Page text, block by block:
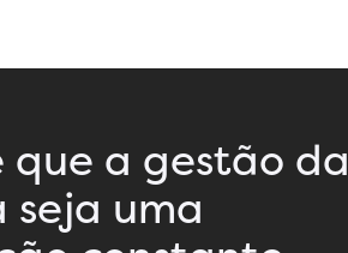
que a gestão da
seja uma